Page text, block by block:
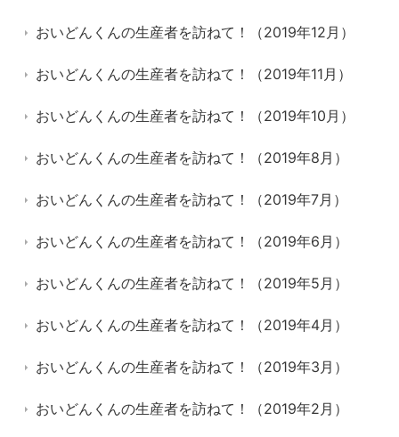
おいどんくんの生産者を訪ねて！（2019年12月）
おいどんくんの生産者を訪ねて！（2019年11月）
おいどんくんの生産者を訪ねて！（2019年10月）
おいどんくんの生産者を訪ねて！（2019年8月）
おいどんくんの生産者を訪ねて！（2019年7月）
おいどんくんの生産者を訪ねて！（2019年6月）
おいどんくんの生産者を訪ねて！（2019年5月）
おいどんくんの生産者を訪ねて！（2019年4月）
おいどんくんの生産者を訪ねて！（2019年3月）
おいどんくんの生産者を訪ねて！（2019年2月）